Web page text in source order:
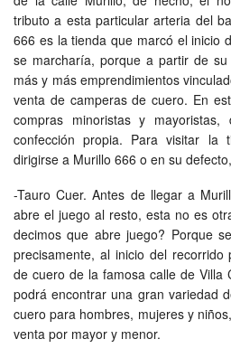
tributo a esta particular arteria del
666 es la tienda que marcó el inicio
se marcharía, porque a partir de
más y más emprendimientos
venta de camperas de cuero. En
compras minoristas y
confección propia. Para visitar la
dirigirse a Murillo 666 o en su
-Tauro Cuer. Antes de llegar a
abre el juego al resto, esta no es
decimos que abre juego? Porque
precisamente, al inicio del
de cuero de la famosa calle de Villa
podrá encontrar una gran variedad
cuero para hombres, mujeres y
venta por mayor y menor.